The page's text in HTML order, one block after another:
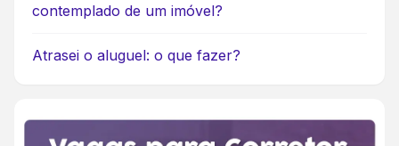
contemplado de um imóvel?
Atrasei o aluguel: o que fazer?